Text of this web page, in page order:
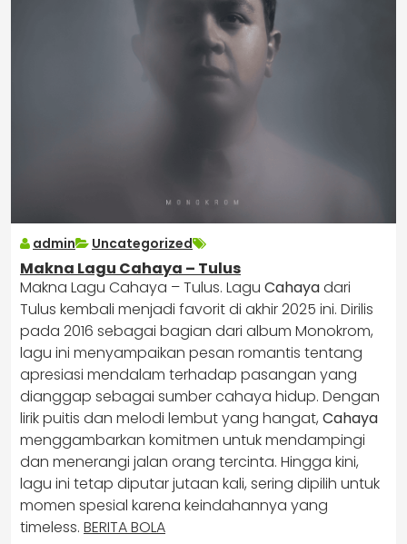
admin Uncategorized
Makna Lagu Cahaya – Tulus
Makna Lagu Cahaya – Tulus. Lagu Cahayadari
Tulus kembali menjadi favorit di akhir 2025 ini. Dirilis
pada 2016 sebagai bagian dari album Monokrom,
lagu ini menyampaikan pesan romantis tentang
apresiasi mendalam terhadap pasangan yang
dianggap sebagai sumber cahaya hidup. Dengan
lirik puitis dan melodi lembut yang hangat, Cahaya
menggambarkan komitmen untuk mendampingi
dan menerangi jalan orang tercinta. Hingga kini,
lagu ini tetap diputar jutaan kali, sering dipilih untuk
momen spesial karena keindahannya yang
timeless. BERITA BOLA